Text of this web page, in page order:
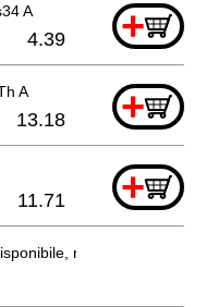
A +
4.39
A +
13.18
+
11.71
non ordinabile